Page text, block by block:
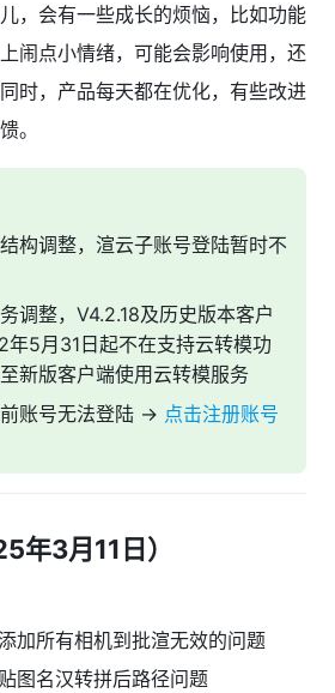
，会有一些成长的烦恼，比如功能
闹点小情绪，可能会影响使用，还
时，产品每天都在优化，有些改进
。
构调整，渲云子账号登陆暂时不
调整，V4.2.18及历史版本客户
5月31日起不在支持云转模功
新版客户端使用云转模服务
账号无法登陆 → 点击注册账号
3月11日）
加所有相机到批渲无效的问题
图名汉转拼后路径问题